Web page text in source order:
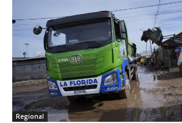
Regional